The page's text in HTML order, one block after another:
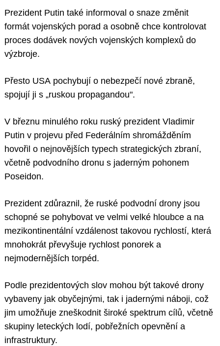
Prezident Putin také informoval o snaze změnit
formát vojenských porad a osobně chce kontrolovat
proces dodávek nových vojenských komplexů do
výzbroje.
Přesto USA pochybují o nebezpečí nové zbraně,
spojují ji s „ruskou propagandou".
V březnu minulého roku ruský prezident Vladimir
Putin v projevu před Federálním shromážděním
hovořil o nejnovějších typech strategických zbraní,
včetně podvodního dronu s jaderným pohonem
Poseidon.
Prezident zdůraznil, že ruské podvodní drony jsou
schopné se pohybovat ve velmi velké hloubce a na
mezikontinentální vzdálenost takovou rychlostí, která
mnohokrát převyšuje rychlost ponorek a
nejmodernějších torpéd.
Podle prezidentových slov mohou být takové drony
vybaveny jak obyčejnými, tak i jadernými náboji, což
jim umožňuje zneškodnit široké spektrum cílů, včetně
skupiny leteckých lodí, pobřežních opevnění a
infrastruktury.